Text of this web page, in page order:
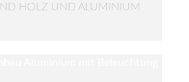
HOLZ UND ALUMINIUM